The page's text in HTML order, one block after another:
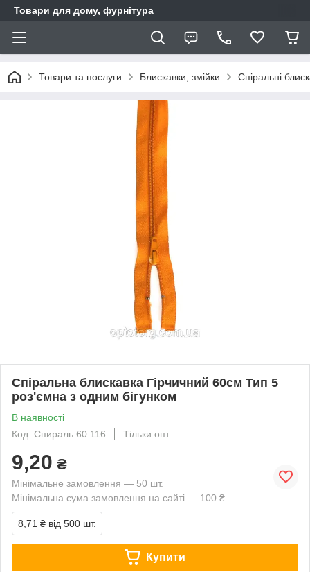
Товари для дому, фурнітура
Товари та послуги Блискавки, змійки Спіральні
Спіральна блискавка Гірчичний 60см Тип 5
роз'ємна з одним бігунком
В наявності
Код: Спираль 60.116
Тільки опт
9,20 ₴
Мінімальне замовлення — 50 шт.
Мінімальна сума замовлення на сайті — 100 ₴
8,71 ₴ від 500 шт.
Купити